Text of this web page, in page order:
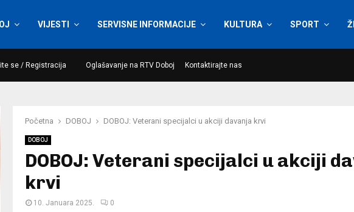
VIJESTI SERVISNE INFORMACIJE KULTURA SPORT
se / Registracija Oglašavanje na RTV Doboj Kontaktirajte nas
Početna DOBOJ DOBOJ: Veterani specijalci u akciji davanja krvi
DOBOJ
DOBOJ: Veterani specijalci u akciji
krvi
10. Januara 2025. 0